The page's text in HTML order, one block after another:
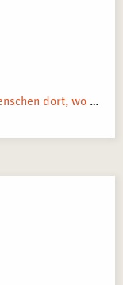
Theater- und Dramatherapie erreicht Menschen dort, wo Worte manchmal nicht mehr weiterkommen.